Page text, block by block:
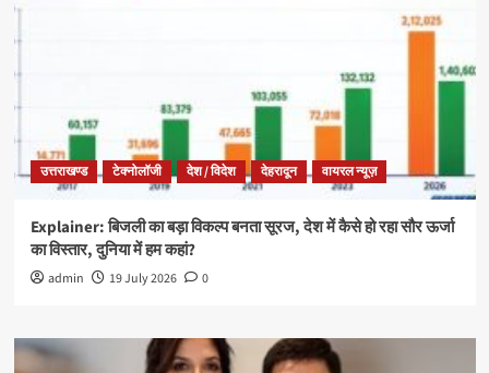
उत्तराखण्ड टेक्नोलॉजी देश / विदेश देहरादून वायरल न्यूज़
Explainer: बिजली का बड़ा विकल्प बनता सूरज, देश में कैसे हो रहा सौर ऊर्जा
का विस्तार, दुनिया में हम कहां?
admin 19 July 2026 0